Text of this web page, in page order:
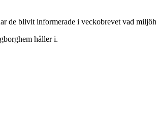
de blivit informerade i veckobrevet vad
håller i.